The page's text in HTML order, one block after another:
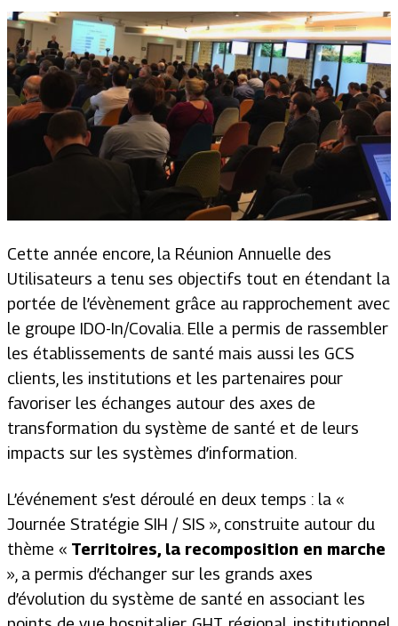
Cette année encore, la Réunion Annuelle des
Utilisateurs a tenu ses objectifs tout en étendant la
portée de l’évènement grâce au rapprochement avec
le groupe IDO-In/Covalia. Elle a permis de rassembler
les établissements de santé mais aussi les GCS
clients, les institutions et les partenaires pour
favoriser les échanges autour des axes de
transformation du système de santé et de leurs
impacts sur les systèmes d’information.
L’événement s’est déroulé en deux temps : la «
Journée Stratégie SIH / SIS », construite autour du
thème « Territoires, la recomposition en marche
», a permis d’échanger sur les grands axes
d’évolution du système de santé en associant les